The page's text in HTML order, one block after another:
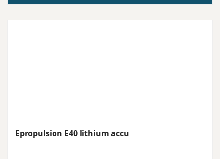
Epropulsion E40 lithium accu